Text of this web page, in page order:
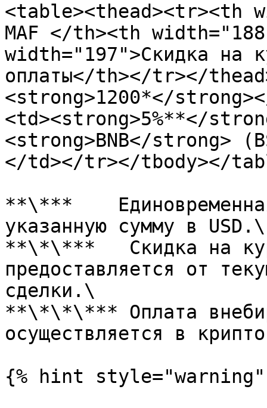
<table><thead><tr><th
MAF </th><th
width="197">Скидка на
оплаты</th></tr></
<strong>1200*</
<td><strong>5%**</
<strong>BNB</strong>
</td></tr></tbody></
**\***
указанную сумму в USD.\
**\*\***   Скидка на
предоставляется от
сделки.\
**\*\*\*** Оплата
осуществляется в
{% hint style="warning"